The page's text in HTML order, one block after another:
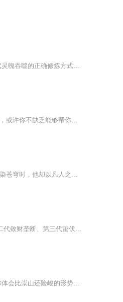
VIP免费畅听~【内容简介】上官秀机缘巧合得到上古禁武随机变，也无意中发现了家传禁武灵魄吞噬的正确修炼方式， 从此改变了自己的一生。他千变万化，样貌如鬼；他来无影去无踪，形迹如鬼；他心思狡黠 反复无常，性情如鬼；本书讲述一位普通青年如何从平凡...
当今社会是一个快节奏的时代，在我们生活条件变好的同时也充斥着许许多多的烦恼生活中，或许你不缺乏能够帮你解决问题的人，或许你不缺乏一个可以倾诉的对象但是，相信你难免有一些不好意思在亲戚朋友面前述说的烦恼和问题这里不是心理课堂，这里不是严师...
石匠尹修玄意外获得上古至宝，一纸灵符逆天改命，踏入修仙界。当神尊高坐九天、魔尊血染苍穹时，他却以凡人之躯怒吼：“人仙斩神仙！”六道轮回暗藏杀机，神魔之战余波将人界推入深渊，而他手中的长剑与符箓，竟成为破局之钥。从黑水寨学徒到凌驾天道的存...
本书以1985-2005年沈阳六道街为背景，借鉴东北黑道真实发展历程（第一代好勇斗狠、第二代敛财垄断、第三代蛰伏消亡），融合真实人物事件原型，讲述主角陈默（外号“默子”）从六道街底层混混，一步步崛起为街头霸主，经历势力洗牌、兄弟反目、权钱勾结，最...
这是一个讲述权谋的故事，带你窥测比海洋还深邃的人心！ 这是一个讲述战略的故事，带你体会比崇山还险峻的形势！ 这是一个讲述作战的故事，带你了解比走路还实际的战术！ 这是一个讲述推理的故事，带你思考比算账还细致逻辑！ 这是一个讲述命运的故事，带...